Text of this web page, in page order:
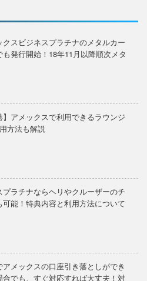
クスビジネスプラチナのメタルカー
も発行開始！18年11月以降順次メタ
】アメックスで利用できるラウンジ
方法も解説
プラチナならヘリやクルーザーのチ
可能！特典内容と利用方法について
メックスの口座引き落としができ
合でも、すぐ対応すれば大丈夫！対